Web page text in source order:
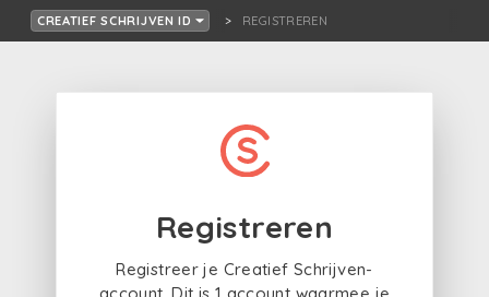
CREATIEF SCHRIJVEN ID REGISTREREN
Registreren
Registreer je Creatief Schrijven-
account. Dit is 1 account waarmee je